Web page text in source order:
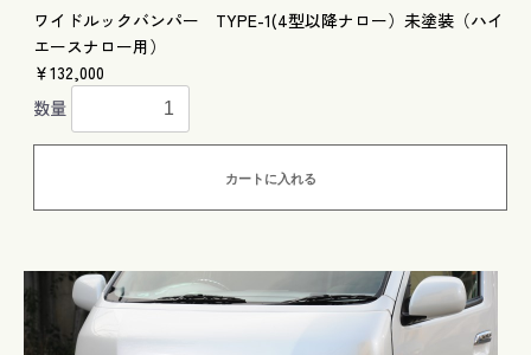
ワイドルックバンパー TYPE-1(4型以降ナロー）未塗装（ハイ
エースナロー用）
￥132,000
数量
カートに入れる